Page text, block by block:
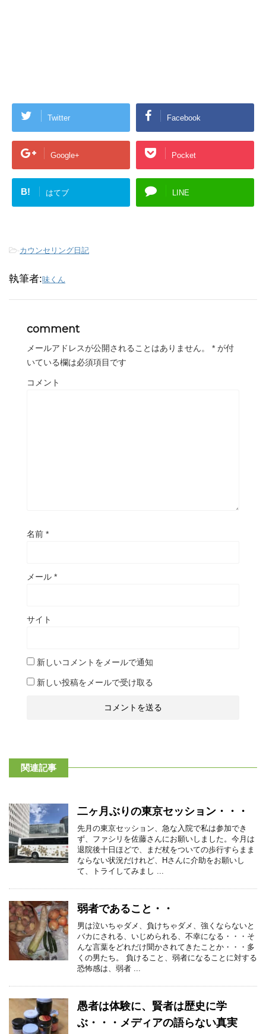
Twitter Facebook
Google+ Pocket
B! はてブ LINE
-カウンセリング日記
執筆者:味くん
comment
メールアドレスが公開されることはありません。 * が付
いている欄は必須項目です
コメント
名前 *
メール *
サイト
新しいコメントをメールで通知
新しい投稿をメールで受け取る
関連記事
二ヶ月ぶりの東京セッション・・・
先月の東京セッション、急な入院で私は参加でき
ず、ファシリを佐藤さんにお願いしました。今月は
退院後十日ほどで、まだ杖をついての歩行すらまま
ならない状況だけれど、Hさんに介助をお願いし
て、トライしてみまし ...
弱者であること・・
男は泣いちゃダメ、負けちゃダメ、強くならないと
バカにされる、いじめられる、不幸になる・・・そ
んな言葉をどれだけ聞かされてきたことか・・・多
くの男たち。 負けること、弱者になることに対する
恐怖感は、弱者 ...
愚者は体験に、賢者は歴史に学
ぶ・・・メディアの語らない真実